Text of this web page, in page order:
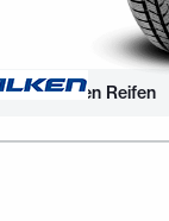
Sie Ihren Reifen